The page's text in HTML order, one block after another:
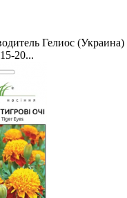
Гелиос (Украина)
20...